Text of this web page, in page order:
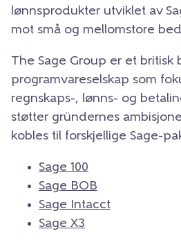
lønnsprodukter utviklet av
mot små og mellomstore
The Sage Group er et britisk
programvareselskap som
regnskaps-, lønns- og
støtter gründernes
kobles til forskjellige Sage-
Sage 100
Sage BOB
Sage Intacct
Sage X3